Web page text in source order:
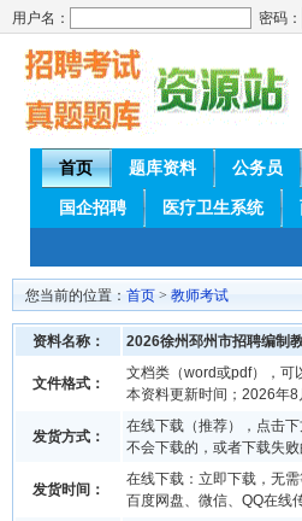
用户名： 密码：
首页 题库资料 公务员
国企招聘 医疗卫生系统
您当前的位置： 首页 > 教师考试
资料名称： 2026徐州邳州市招聘编制
文件格式：
文档类（word或pdf），可
本资料更新时间；2026年
发货方式：
在线下载（推荐），点击
不会下载的，或者下载失
发货时间：
在线下载：立即下载，无需
百度网盘、微信、QQ在线